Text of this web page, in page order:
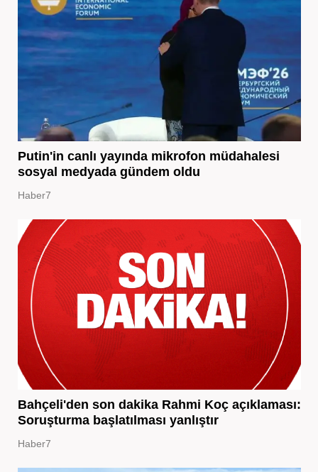
Putin'in canlı yayında mikrofon müdahalesi
sosyal medyada gündem oldu
Haber7
Bahçeli'den son dakika Rahmi Koç açıklaması:
Soruşturma başlatılması yanlıştır
Haber7